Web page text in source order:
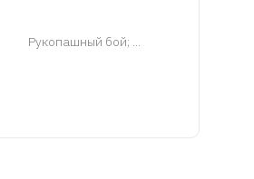
Рукопашный бой; ...